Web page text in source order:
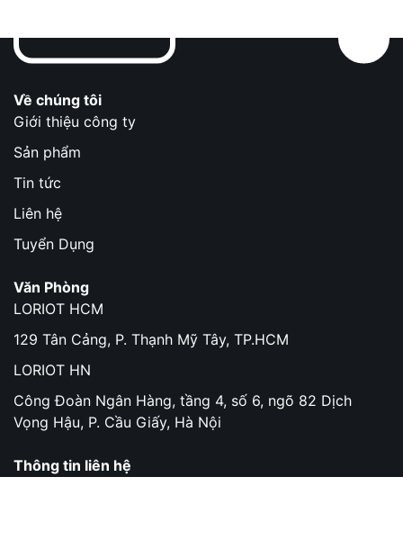
Về chúng tôi
Giới thiệu công ty
Sản phẩm
Tin tức
Liên hệ
Tuyển Dụng
Văn Phòng
LORIOT HCM
129 Tân Cảng, P. Thạnh Mỹ Tây, TP.HCM
LORIOT HN
Công Đoàn Ngân Hàng, tầng 4, số 6, ngõ 82 Dịch
Vọng Hậu, P. Cầu Giấy, Hà Nội
Thông tin liên hệ